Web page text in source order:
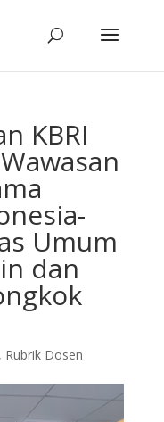
KBRI
Umum
dan
, Rubrik Dosen